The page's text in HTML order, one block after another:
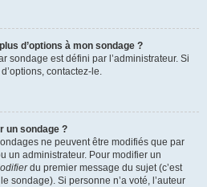
d’options à mon sondage ?
sondage est défini par l’administrateur. Si
contactez-le.
un sondage ?
ne peuvent être modifiés que par
un administrateur. Pour modifier un
du premier message du sujet (c’est
sondage). Si personne n’a voté, l’auteur